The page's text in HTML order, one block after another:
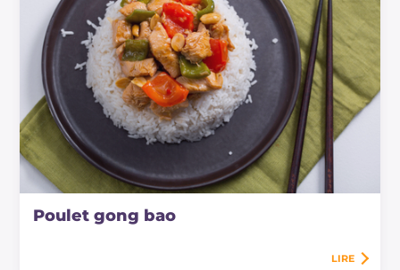
Poulet gong bao
LIRE